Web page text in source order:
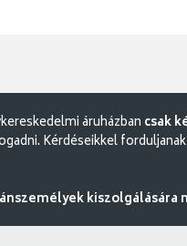
áruházban csak
Kérdéseikkel
kiszolgálására